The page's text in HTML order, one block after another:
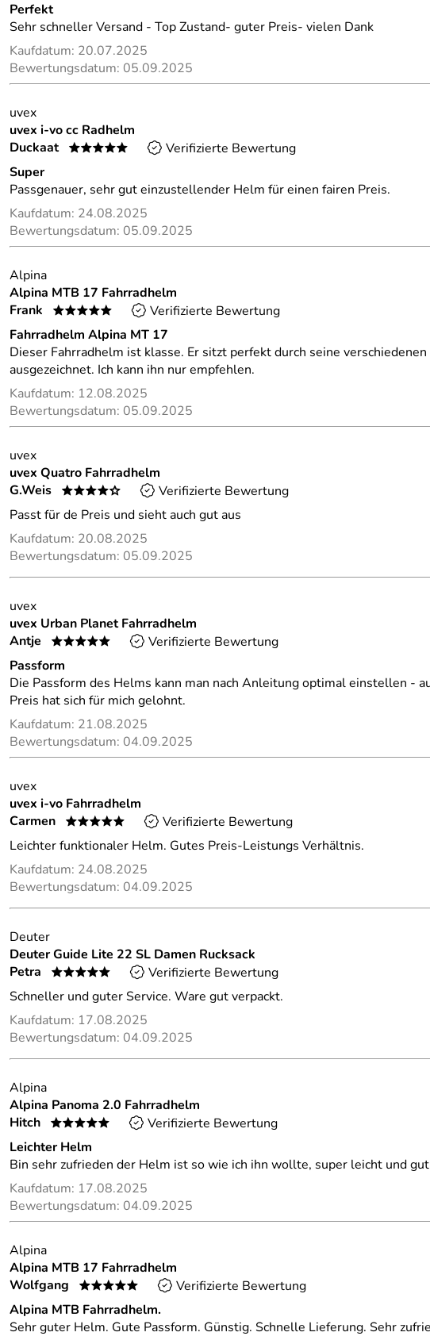
Perfekt
Sehr schneller Versand - Top Zustand- guter Preis- vielen Dank
Kaufdatum: 20.07.2025
Bewertungsdatum: 05.09.2025
uvex
uvex i-vo cc Radhelm
Duckaat
*****
Verifizierte Bewertung
Super
Passgenauer, sehr gut einzustellender Helm für einen fairen Preis.
Kaufdatum: 24.08.2025
Bewertungsdatum: 05.09.2025
Alpina
Alpina MTB 17 Fahrradhelm
Frank
*****
Verifizierte Bewertung
Fahrradhelm Alpina MT 17
Dieser Fahrradhelm ist klasse. Er sitzt perfekt durch seine
ausgezeichnet. Ich kann ihn nur empfehlen.
Kaufdatum: 12.08.2025
Bewertungsdatum: 05.09.2025
uvex
uvex Quatro Fahrradhelm
G.Weis
****o
Verifizierte Bewertung
Passt für de Preis und sieht auch gut aus
Kaufdatum: 20.08.2025
Bewertungsdatum: 05.09.2025
uvex
uvex Urban Planet Fahrradhelm
Antje
*****
Verifizierte Bewertung
Passform
Die Passform des Helms kann man nach Anleitung optimal einstellen -
Preis hat sich für mich gelohnt.
Kaufdatum: 21.08.2025
Bewertungsdatum: 04.09.2025
uvex
uvex i-vo Fahrradhelm
Carmen
*****
Verifizierte Bewertung
Leichter funktionaler Helm. Gutes Preis-Leistungs Verhältnis.
Kaufdatum: 24.08.2025
Bewertungsdatum: 04.09.2025
Deuter
Deuter Guide Lite 22 SL Damen Rucksack
Petra
*****
Verifizierte Bewertung
Schneller und guter Service. Ware gut verpackt.
Kaufdatum: 17.08.2025
Bewertungsdatum: 04.09.2025
Alpina
Alpina Panoma 2.0 Fahrradhelm
Hitch
*****
Verifizierte Bewertung
Leichter Helm
Bin sehr zufrieden der Helm ist so wie ich ihn wollte, super leicht und
Kaufdatum: 17.08.2025
Bewertungsdatum: 04.09.2025
Alpina
Alpina MTB 17 Fahrradhelm
Wolfgang
*****
Verifizierte Bewertung
Alpina MTB Fahrradhelm.
Sehr guter Helm. Gute Passform. Günstig. Schnelle Lieferung. Sehr